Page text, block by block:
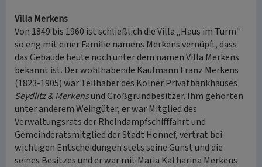
Villa Merkens
Von 1849 bis 1960 ist schließlich die Villa „Haus im Turm“
so eng mit einer Familie namens Merkens vernüpft, dass
das Gebäude heute noch unter dem namen Villa Merkens
bekannt ist. Der wohlhabende Kaufmann Franz Merkens
(1823-1905) war Teilhaber des Kölner Privatbankhauses
Seydlitz & Merkensund Großgrundbesitzer. Ihm gehörten
unter anderem Weingüter, er war Mitglied des
Verwaltungsrats der Rheindampfschifffahrt und
Gemeinderatsmitglied der Stadt Honnef, vertrat bei
wichtigen Entscheidungen stets seine Gunst und die
seines Besitzes und er war mit Maria Katharina Merkens